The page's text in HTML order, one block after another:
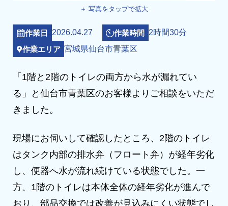
＋ 写真をタップで拡大
作業日 2026.04.27 作業時間
2時間30分
作業エリア 宮城県仙台市青葉区
「1階と2階のトイレの両方から水が漏れてい
る」と仙台市青葉区のお客様よりご相談をいただ
きました。
現場にお伺いして確認したところ、2階のトイレ
はタンク内部の排水弁（フロート弁）が経年劣化
し、便器へ水が流れ続けている状態でした。一
方、1階のトイレは本体全体の経年劣化が進んで
おり、部品交換では改善が見込みにくい状態でし